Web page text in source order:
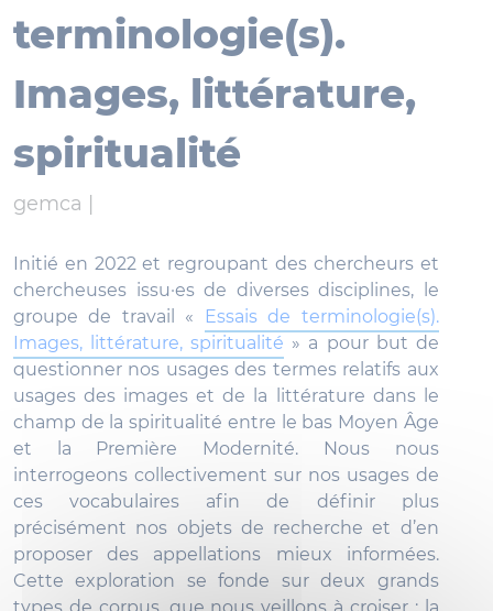
terminologie(s).
Images, littérature,
spiritualité
gemca |
Initié en 2022 et regroupant des chercheurs et
chercheuses issu·es de diverses disciplines, le
groupe de travail «
Essais de terminologie(s).
Images, littérature, spiritualité » a pour but de
questionner nos usages des termes relatifs aux
usages des images et de la littérature dans le
champ de la spiritualité entre le bas Moyen Âge
et la Première Modernité. Nous nous
interrogeons collectivement sur nos usages de
ces vocabulaires afin de définir plus
précisément nos objets de recherche et d’en
proposer des appellations mieux informées.
Cette exploration se fonde sur deux grands
types de corpus, que nous veillons à croiser : la